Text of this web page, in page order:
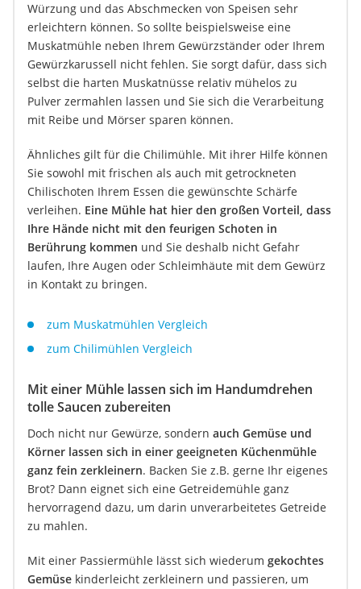
Würzung und das Abschmecken von Speisen sehr
erleichtern können. So sollte beispielsweise eine
Muskatmühle neben Ihrem Gewürzständer oder Ihrem
Gewürzkarussell nicht fehlen. Sie sorgt dafür, dass sich
selbst die harten Muskatnüsse relativ mühelos zu
Pulver zermahlen lassen und Sie sich die Verarbeitung
mit Reibe und Mörser sparen können.
Ähnliches gilt für die Chilimühle. Mit ihrer Hilfe können
Sie sowohl mit frischen als auch mit getrockneten
Chilischoten Ihrem Essen die gewünschte Schärfe
verleihen. Eine Mühle hat hier den großen Vorteil, dass
Ihre Hände nicht mit den feurigen Schoten in
Berührung kommen und Sie deshalb nicht Gefahr
laufen, Ihre Augen oder Schleimhäute mit dem Gewürz
in Kontakt zu bringen.
zum Muskatmühlen Vergleich
zum Chilimühlen Vergleich
Mit einer Mühle lassen sich im Handumdrehen
tolle Saucen zubereiten
Doch nicht nur Gewürze, sondern auch Gemüse und
Körner lassen sich in einer geeigneten Küchenmühle
ganz fein zerkleinern. Backen Sie z.B. gerne Ihr eigenes
Brot? Dann eignet sich eine Getreidemühle ganz
hervorragend dazu, um darin unverarbeitetes Getreide
zu mahlen.
Mit einer Passiermühle lässt sich wiederum gekochtes
Gemüse kinderleicht zerkleinern und passieren, um